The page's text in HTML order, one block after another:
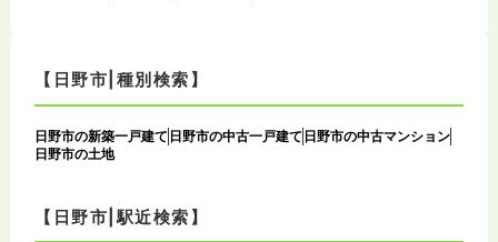
【日野市|種別検索】
日野市の新築一戸建て 日野市の中古一戸建て 日野市の中古マンション
日野市の土地
【日野市|駅近検索】